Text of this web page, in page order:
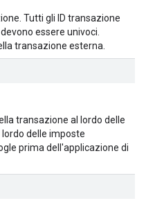
Tutti gli ID transazione
essere univoci.
transazione esterna.
transazione al lordo delle
delle imposte
prima dell'applicazione di